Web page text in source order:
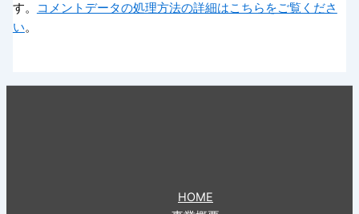
す。
コメントデータの処理方法の詳細はこちらをご覧くださ
い。
HOME